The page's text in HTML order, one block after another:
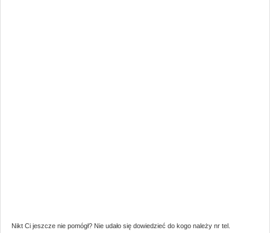
Nikt Ci jeszcze nie pomógł? Nie udało się dowiedzieć do kogo należy nr tel.